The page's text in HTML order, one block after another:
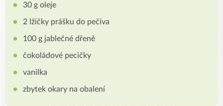
30 g oleje
2 lžičky prášku do pečiva
100 g jablečné dřeně
čokoládové pecičky
vanilka
zbytek okary na obalení